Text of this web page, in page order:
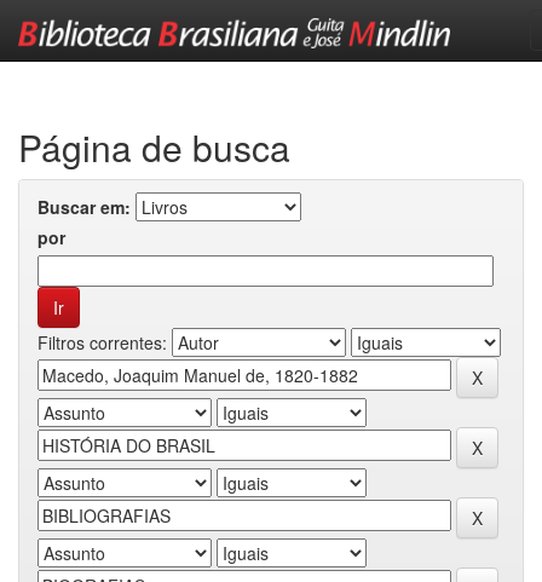
Página de busca
Buscar em:
por
Filtros correntes: